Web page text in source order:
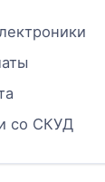
со СКУД